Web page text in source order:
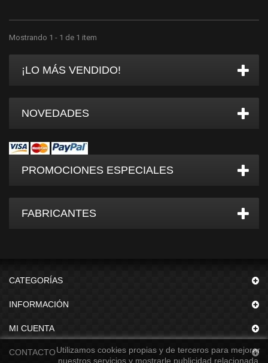
Mostrando 1 - 1 de 1 item
¡LO MÁS VENDIDO!
NOVEDADES
PROMOCIONES ESPECIALES
FABRICANTES
CATEGORÍAS
INFORMACIÓN
MI CUENTA
CONTACTOUtilizamos cookies propias y de terceros para mejorar
nuestros servicios y mostrarle publicidad relacionada